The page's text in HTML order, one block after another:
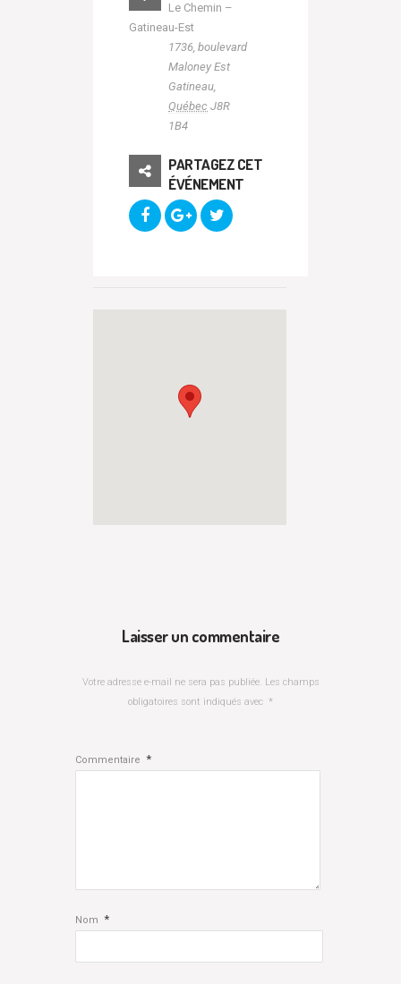
Le Chemin –
Gatineau-Est
1736, boulevard
Maloney Est
Gatineau,
Québec J8R
1B4
PARTAGEZ CET
ÉVÉNEMENT
Laisser un commentaire
Votre adresse e-mail ne sera pas publiée. Les champs
obligatoires sont indiqués avec *
Commentaire *
Nom *